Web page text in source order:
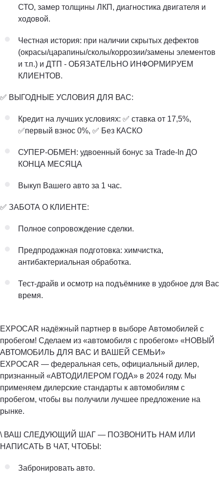
СТО, замер толщины ЛКП, диагностика двигателя и
ходовой.
Честная история: при наличии скрытых дефектов
(окрасы/царапины/сколы/коррозии/замены элементов
и т.п.) и ДТП - ОБЯЗАТЕЛЬНО ИНФОРМИРУЕМ
КЛИЕНТОВ.
✅ ВЫГОДНЫЕ УСЛОВИЯ ДЛЯ ВАС:
Кредит на лучших условиях: ✅ ставка от 17,5%,
✅первый взнос 0%, ✅ Без КАСКО
СУПЕР-ОБМЕН: удвоенный бонус за Trade-In ДО
КОНЦА МЕСЯЦА
Выкуп Вашего авто за 1 час.
✅ ЗАБОТА О КЛИЕНТЕ:
Полное сопровождение сделки.
Предпродажная подготовка: химчистка,
антибактериальная обработка.
Тест-драйв и осмотр на подъёмнике в удобное для Вас
время.
EXPOCAR надёжный партнер в выборе Автомобилей с
пробегом! Сделаем из «автомобиля с пробегом» «НОВЫЙ
АВТОМОБИЛЬ ДЛЯ ВАС И ВАШЕЙ СЕМЬИ»
EXPOCAR — федеральная сеть, официальный дилер,
признанный «АВТОДИЛЕРОМ ГОДА» в 2024 году. Мы
применяем дилерские стандарты к автомобилям с
пробегом, чтобы вы получили лучшее предложение на
рынке.
\ ВАШ СЛЕДУЮЩИЙ ШАГ — ПОЗВОНИТЬ НАМ ИЛИ
НАПИСАТЬ В ЧАТ, ЧТОБЫ:
Забронировать авто.